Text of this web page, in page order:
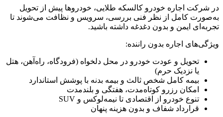
در شرکت اجاره خودرو کالسکه طلایی، خودروها پیش از تحویل
به‌صورت کامل از نظر فنی بررسی، سرویس و نظافت می‌شوند تا
تجربه‌ای ایمن و بدون دغدغه داشته باشید.
ویژگی‌های اجاره بدون راننده:
تحویل و عودت خودرو در محل دلخواه (فرودگاه، راه‌آهن، هتل
یا نزدیک حرم)
بیمه کامل شخص ثالث و بیمه بدنه با پوشش استاندارد
امکان رزرو کوتاه‌مدت، هفتگی و بلندمدت
تنوع خودرو از اقتصادی تا نیمه‌لوکس و SUV
قرارداد شفاف و بدون هزینه پنهان